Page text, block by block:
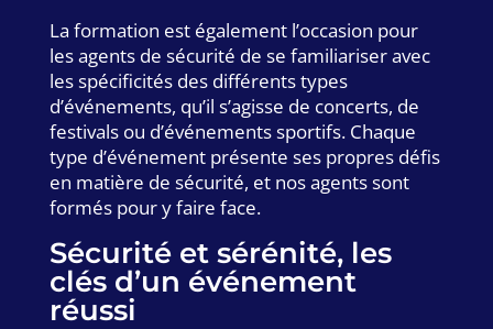
La formation est également l’occasion pour
les agents de sécurité de se familiariser avec
les spécificités des différents types
d’événements, qu’il s’agisse de concerts, de
festivals ou d’événements sportifs. Chaque
type d’événement présente ses propres défis
en matière de sécurité, et nos agents sont
formés pour y faire face.
Sécurité et sérénité, les
clés d’un événement
réussi